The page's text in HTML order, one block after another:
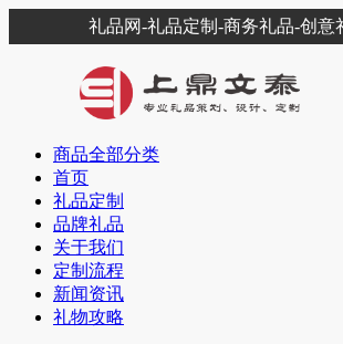
礼品网-礼品定制-商务礼品-创意
商品全部分类
首页
礼品定制
品牌礼品
关于我们
定制流程
新闻资讯
礼物攻略